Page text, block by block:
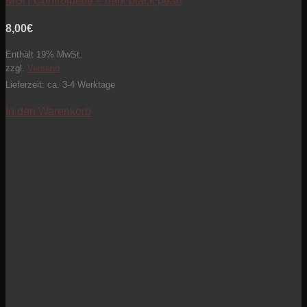
8,00€
Enthält 19% MwSt.
zzgl. Versand
Lieferzeit: ca. 3-4 Werktage
In den Warenkorb